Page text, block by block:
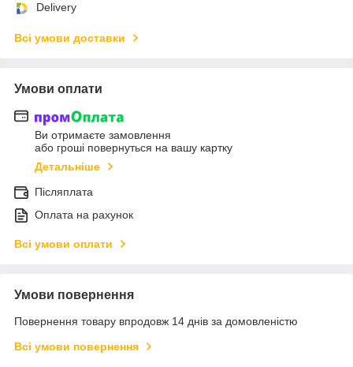
Delivery
Всі умови доставки
Умови оплати
Ви отримаєте замовлення
або гроші повернуться на вашу картку
Детальніше
Післяплата
Оплата на рахунок
Всі умови оплати
Умови повернення
Повернення товару впродовж 14 днів за домовленістю
Всі умови повернення